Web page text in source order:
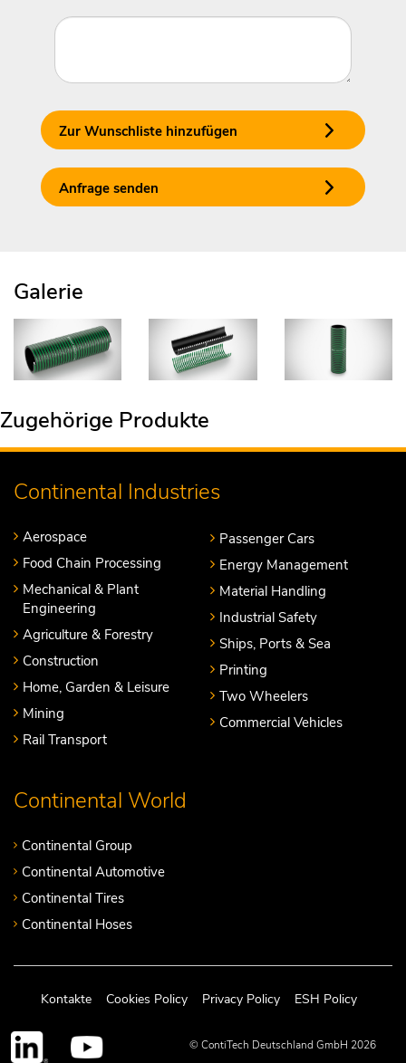
Zur Wunschliste hinzufügen
Anfrage senden
Galerie
Zugehörige Produkte
Continental Industries
Aerospace
Food Chain Processing
Mechanical & Plant
Engineering
Agriculture & Forestry
Construction
Home, Garden & Leisure
Mining
Rail Transport
Passenger Cars
Energy Management
Material Handling
Industrial Safety
Ships, Ports & Sea
Printing
Two Wheelers
Commercial Vehicles
Continental World
Continental Group
Continental Automotive
Continental Tires
Continental Hoses
Kontakte Cookies Policy Privacy Policy ESH Policy
© ContiTech Deutschland GmbH 2026